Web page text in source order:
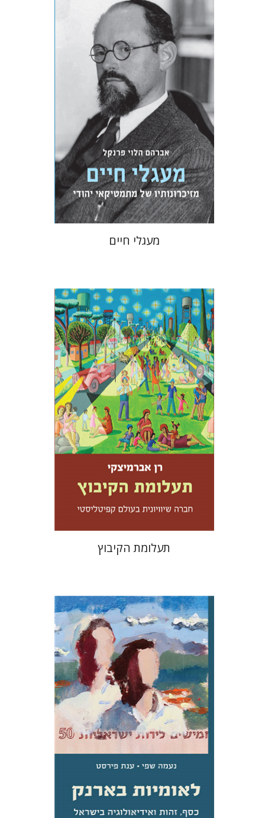
אברהם הלוי פרנקל
יסכה כהן-מנספילד
יאיר ליאל
שאולה פרנקל
הנחת אתר ספר מודפס
$35
$32
מעגלי חיים
רן אברמיצקי
עמנואל לוטם
הנחת אתר ספר מודפס
$35
$32
תעלומת הקיבוץ
נעמה שפי ענת פירסט
הנחת אתר ספר מודפס
$34
$31